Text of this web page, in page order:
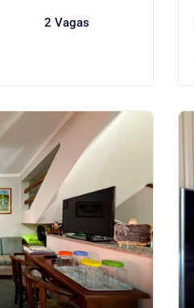
2 Vagas